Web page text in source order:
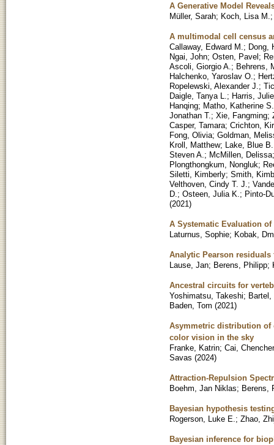
A Generative Model
Müller, Sarah; Koch, Lisa M.
A multimodal cell census
Callaway, Edward M. ; Dong,
Ngai, John; Osten, Pavel;
Ascoli, Giorgio A. ; Behrens,
Halchenko, Yaroslav O. ;
Ropelewski, Alexander J. ;
Daigle, Tanya L. ; Harris,
Hanqing; Matho, Katherine S.
Jonathan T. ; Xie, Fangming;
Casper, Tamara; Crichton,
Fong, Olivia; Goldman,
Kroll, Matthew; Lake, Blue B.
Steven A. ; McMillen, Delissa
Plongthongkum, Nongluk;
Siletti, Kimberly; Smith,
Velthoven, Cindy T. J. ;
D. ; Osteen, Julia K. ; Pinto-
(2021)
A Systematic Evaluation
Laturnus, Sophie; Kobak,
Analytic Pearson
Lause, Jan; Berens, Philipp;
Ancestral circuits for
Yoshimatsu, Takeshi; Bartel,
Baden, Tom (2021)
Asymmetric distribution of
color vision in the sky
Franke, Katrin; Cai,
Savas (2024)
Attraction-Repulsion
Boehm, Jan Niklas; Berens,
Bayesian hypothesis
Rogerson, Luke E. ; Zhao,
Bayesian inference for